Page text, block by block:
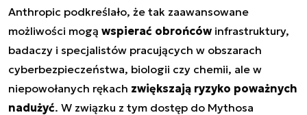
Anthropic podkreślało, że tak zaawansowane
możliwości mogą wspierać obrońców infrastruktury,
badaczy i specjalistów pracujących w obszarach
cyberbezpieczeństwa, biologii czy chemii, ale w
niepowołanych rękach zwiększają ryzyko poważnych
nadużyć. W związku z tym dostęp do Mythosa